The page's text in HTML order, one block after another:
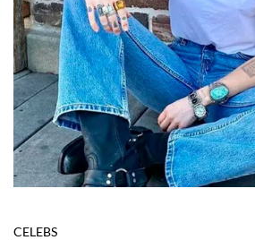
CELEBS